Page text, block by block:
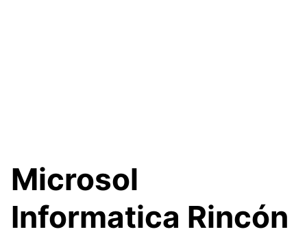
Microsol
Informatica Rincón